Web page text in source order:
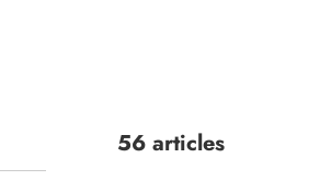
56 articles